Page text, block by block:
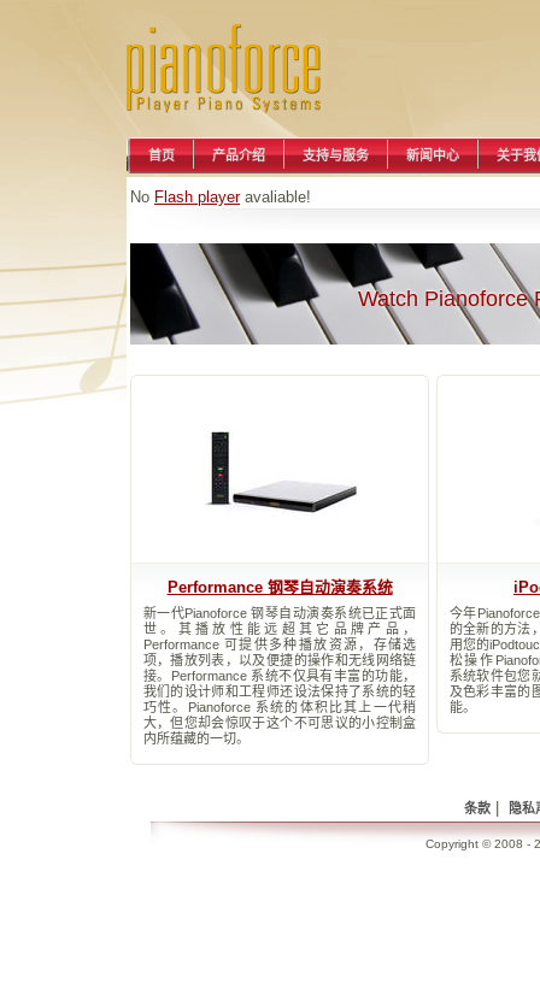
首页 产品介绍 支持与服务 新闻中心 关于我
No Flash playeravaliable!
Watch Pianoforce
Performance 钢琴自动演奏系统
新一代Pianoforce 钢琴自动演奏系统已正式面
世。其播放性能远超其它品牌产品，
Performance 可提供多种播放资源，存储选
项，播放列表，以及便捷的操作和无线网络链
接。Performance 系统不仅具有丰富的功能，
我们的设计师和工程师还设法保持了系统的轻
巧性。Pianoforce 系统的体积比其上一代稍
大，但您却会惊叹于这个不可思议的小控制盒
内所蕴藏的一切。
今年
的全新的方法
用您的
松操作
系统软件包您
及色彩丰富的
能。
条款 隐私
Copyright © 2008 -